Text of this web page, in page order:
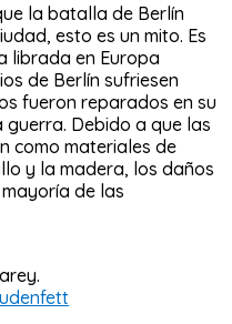
la batalla de Berlín
esto es un mito. Es
librada en Europa
de Berlín sufriesen
fueron reparados en su
guerra. Debido a que las
como materiales de
y la madera, los daños
de las